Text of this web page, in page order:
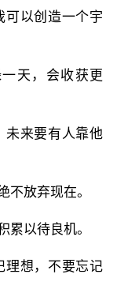
可以创造一个宇
天，会收获更
未来要有人靠他
不放弃现在。
累以待良机。
理想，不要忘记